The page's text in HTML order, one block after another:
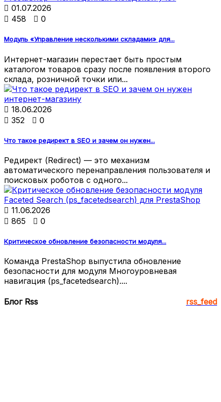
 01.07.2026
 458  0
Модуль «Управление несколькими складами» для...
Интернет-магазин перестает быть простым
каталогом товаров сразу после появления второго
склада, розничной точки или...
 18.06.2026
 352  0
Что такое редирект в SEO и зачем он нужен...
Редирект (Redirect) — это механизм
автоматического перенаправления пользователя и
поисковых роботов с одного...
 11.06.2026
 865  0
Критическое обновление безопасности модуля...
Команда PrestaShop выпустила обновление
безопасности для модуля Многоуровневая
навигация (ps_facetedsearch)....
Блог Rss rss_feed